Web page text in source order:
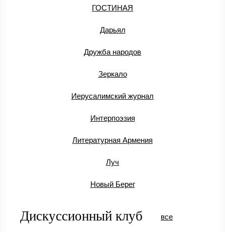
ГОСТИНАЯ
Дарьял
Дружба народов
Зеркало
Иерусалимский журнал
Интерпоэзия
Литературная Армения
Луч
Новый Берег
Дискуссионный клуб все